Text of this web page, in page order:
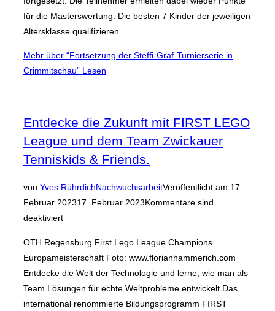
für die Masterswertung. Die besten 7 Kinder der jeweiligen
Altersklasse qualifizieren …
Mehr über “Fortsetzung der Steffi-Graf-Turnierserie in
Crimmitschau” Lesen
Entdecke die Zukunft mit FIRST LEGO
League und dem Team Zwickauer
Tenniskids & Friends.
von Yves RührdichNachwuchsarbeitVeröffentlicht am 17.
Februar 202317. Februar 2023Kommentare sind
deaktiviert
OTH Regensburg First Lego League Champions
Europameisterschaft Foto: www.florianhammerich.com
Entdecke die Welt der Technologie und lerne, wie man als
Team Lösungen für echte Weltprobleme entwickelt.Das
international renommierte Bildungsprogramm FIRST